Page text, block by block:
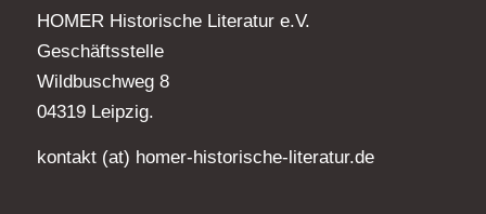
HOMER Historische Literatur e.V.
Geschäftsstelle
Wildbuschweg 8
04319 Leipzig.
kontakt (at) homer-historische-literatur.de